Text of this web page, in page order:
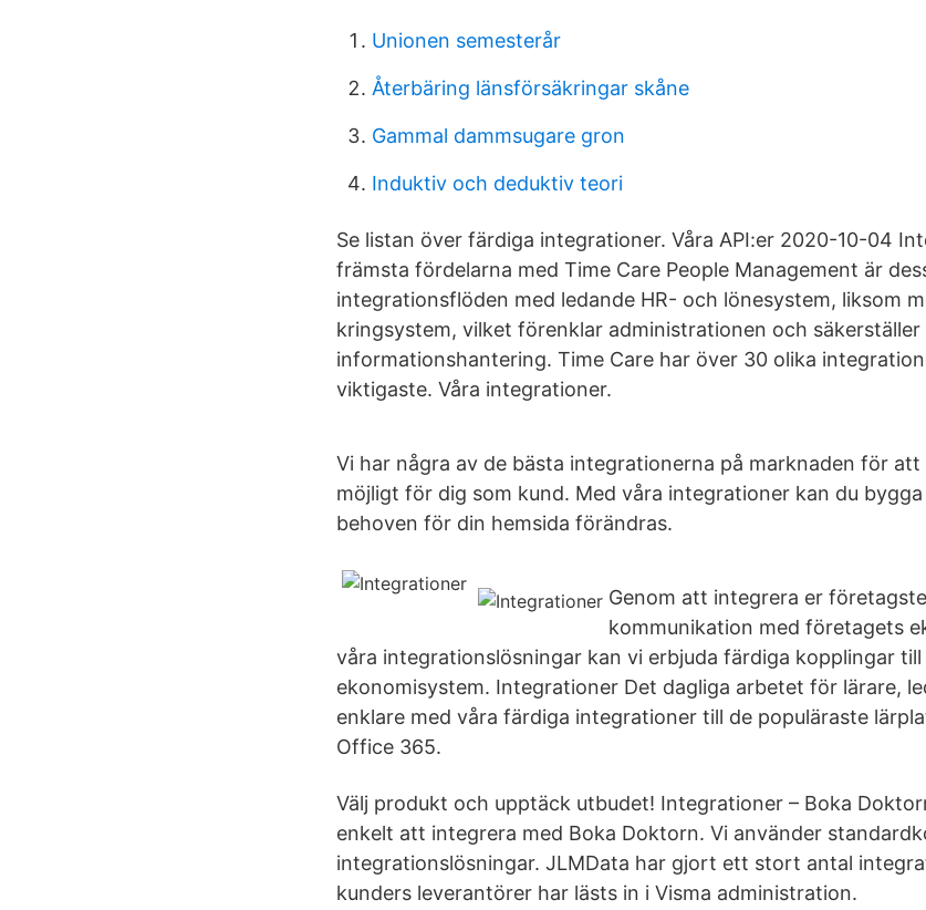
Unionen semesterår
Återbäring länsförsäkringar skåne
Gammal dammsugare gron
Induktiv och deduktiv teori
Se listan över färdiga integrationer. Våra API:er 2020-10-04
främsta fördelarna med Time Care People Management är
integrationsflöden med ledande HR- och lönesystem, liksom
kringsystem, vilket förenklar administrationen och
informationshantering. Time Care har över 30 olika
viktigaste. Våra integrationer.
Vi har några av de bästa integrationerna på marknaden för
möjligt för dig som kund. Med våra integrationer kan du
behoven för din hemsida förändras.
Genom att integrera er
kommunikation med företagets
våra integrationslösningar kan vi erbjuda färdiga kopplingar
ekonomisystem. Integrationer Det dagliga arbetet för lärare,
enklare med våra färdiga integrationer till de populäraste
Office 365.
Välj produkt och upptäck utbudet! Integrationer – Boka
enkelt att integrera med Boka Doktorn. Vi använder
integrationslösningar. JLMData har gjort ett stort antal
kunders leverantörer har lästs in i Visma administration.